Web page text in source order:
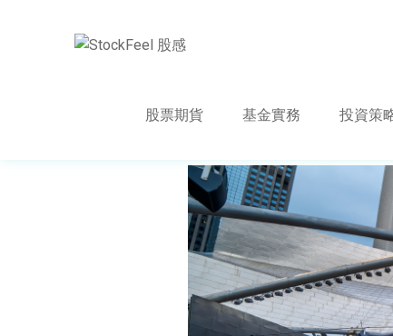
股票期貨 基金實務 投資策